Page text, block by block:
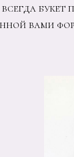
букет
вами